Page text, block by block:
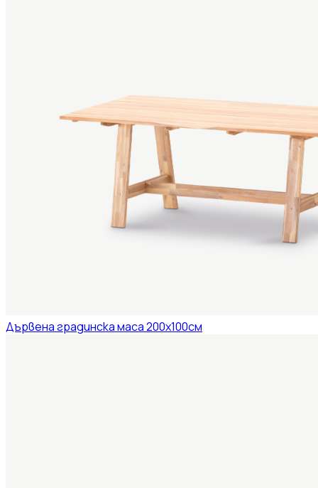
Дървена градинска маса 200x100см